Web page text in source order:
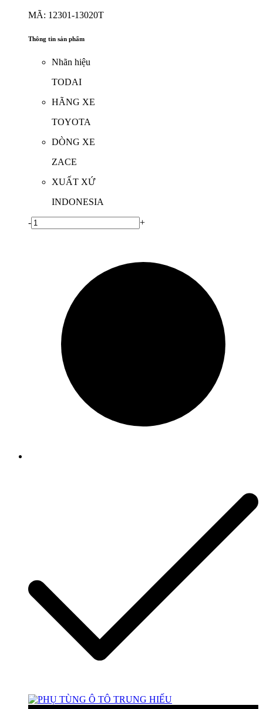
MÃ: 12301-13020T
Thông tin sản phẩm
Nhãn hiệu
TODAI
HÃNG XE
TOYOTA
DÒNG XE
ZACE
XUẤT XỨ
INDONESIA
- +